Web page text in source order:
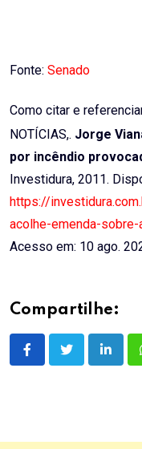
Fonte: Senado
Como citar e
NOTÍCIAS,. Jorge
por incêndio
Investidura, 2011.
https://
acolhe-emenda-
Acesso em: 10 ago.
Compartilhe: